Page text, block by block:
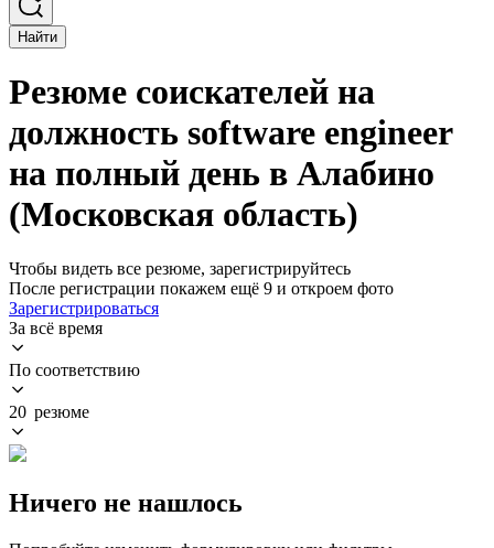
Найти
Резюме соискателей на
должность software engineer
на полный день в Алабино
(Московская область)
Чтобы видеть все резюме, зарегистрируйтесь
После регистрации покажем ещё 9 и откроем фото
Зарегистрироваться
За всё время
По соответствию
20 резюме
Ничего не нашлось